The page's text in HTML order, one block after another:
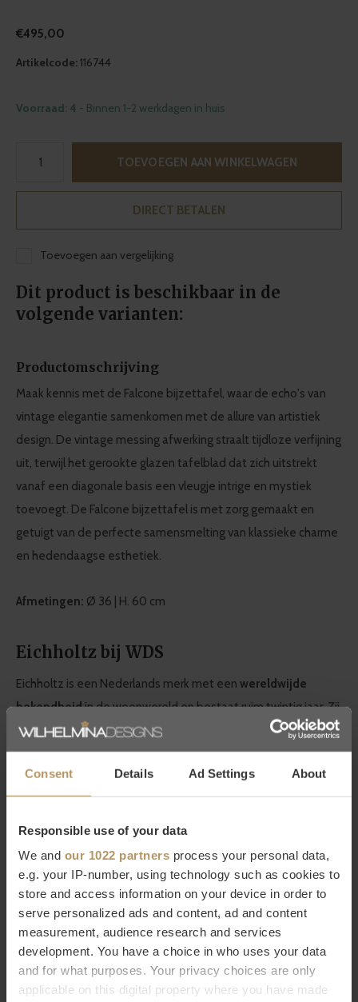
Consent Details Ad Settings About
Responsible use of your data
We and our 1022 partners process your personal data,
e.g. your IP-number, using technology such as cookies to
store and access information on your device in order to
serve personalized ads and content, ad and content
measurement, audience research and services
development. You have a choice in who uses your data
and for what purposes. Your privacy choices are only
applicable on this digital property where you have made
€495,00
Artikelcode:116744
Voorraad: 4 - Binnen 1-2 werkdagen in huis
TOEVOEGEN AAN WINKELWAGEN
DIRECT BETALEN
Toevoegen aan vergelijking
Dit product is beschikbaar in de
volgende varianten:
Productomschrijving
Maak kennis met de Falcone bijzettafel, waar de echo's van
vintage elegantie samenkomen met de allure van artistiek
design. De vintage messing afwerking straalt tijdloze verfijning
uit, terwijl het gerookte glazen tafelblad dat zich uitstrekt
vanaf een diagonale basis een vleugje intrige en mystiek
toevoegt. De Falcone bijzettafel is met zorg gemaakt en
getuigt van de perfecte samensmelting van klassieke charme
en hedendaagse esthetiek.
Afmetingen: Ø 36 | H. 60 cm
Eichholtz bij WDS
Eichholtz is een Nederlands merk met een wereldwijde
bekendheidin de woonwereld en bestaat ruim twintig jaar. Zij
staan voor een hoogwaardige kwaliteit, werken metluxe
detailsen hebben een zeer grote collectie in meubels en
woonaccessoires. Bij WDS vind je eengrote selectie van
Eichholtz productendie naadloos aansluiten bij de
kenmerkende
modern chic
stijl van WDS. Laat je inspireren
interieur iets moois toevoegen!
Wil je meer weten over Eichholtz of ben je op zoek naar een
specifiek product? Neem dan contact op met
klantenservice. Direct bestellen kan natuurlijk ook,
duurt slecht 2 minuten. Ben je niet helemaal tevreden met